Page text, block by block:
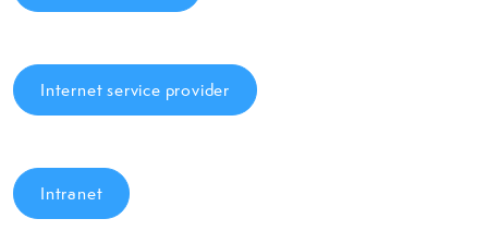
Internet service provider
Intranet